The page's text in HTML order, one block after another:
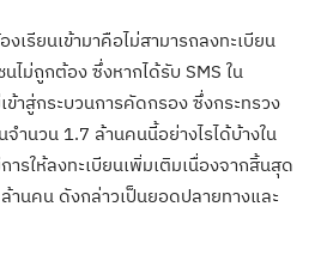
รียนเข้ามาคือไม่สามารถลงทะเบียน
นไม่ถูกต้อง ซึ่งหากได้รับ SMS ใน
าสู่กระบวนการคัดกรอง ซึ่งกระทรวง
ำนวน 1.7 ล้านคนนี้อย่างไรได้บ้างใน
ารให้ลงทะเบียนเพิ่มเติมเนื่องจากสิ้นสุด
านคน ดังกล่าวเป็นยอดปลายทางและ